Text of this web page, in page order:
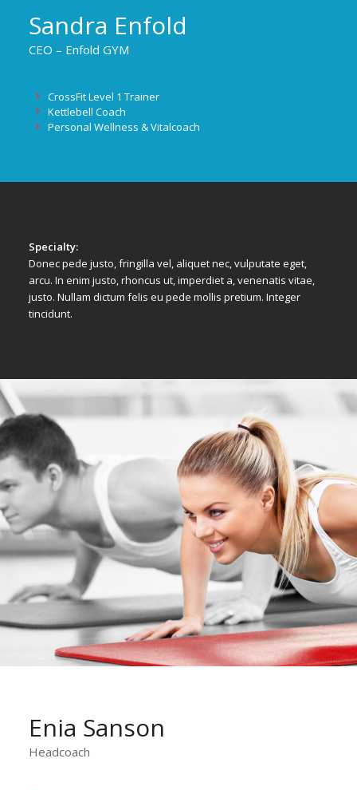
Sandra Enfold
CEO – Enfold GYM
CrossFit Level 1 Trainer
Kettlebell Coach
Personal Wellness & Vitalcoach
Specialty:
Donec pede justo, fringilla vel, aliquet nec, vulputate eget,
arcu. In enim justo, rhoncus ut, imperdiet a, venenatis vitae,
justo. Nullam dictum felis eu pede mollis pretium. Integer
tincidunt.
Enia Sanson
Headcoach